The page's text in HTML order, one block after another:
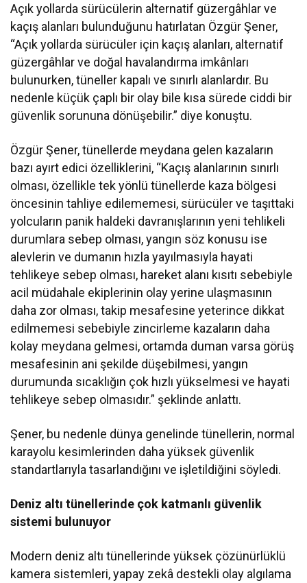
Açık yollarda sürücülerin alternatif güzergâhlar ve
kaçış alanları bulunduğunu hatırlatan Özgür Şener,
“Açık yollarda sürücüler için kaçış alanları, alternatif
güzergâhlar ve doğal havalandırma imkânları
bulunurken, tüneller kapalı ve sınırlı alanlardır. Bu
nedenle küçük çaplı bir olay bile kısa sürede ciddi bir
güvenlik sorununa dönüşebilir.” diye konuştu.
Özgür Şener, tünellerde meydana gelen kazaların
bazı ayırt edici özelliklerini, “Kaçış alanlarının sınırlı
olması, özellikle tek yönlü tünellerde kaza bölgesi
öncesinin tahliye edilememesi, sürücüler ve taşıttaki
yolcuların panik haldeki davranışlarının yeni tehlikeli
durumlara sebep olması, yangın söz konusu ise
alevlerin ve dumanın hızla yayılmasıyla hayati
tehlikeye sebep olması, hareket alanı kısıtı sebebiyle
acil müdahale ekiplerinin olay yerine ulaşmasının
daha zor olması, takip mesafesine yeterince dikkat
edilmemesi sebebiyle zincirleme kazaların daha
kolay meydana gelmesi, ortamda duman varsa görüş
mesafesinin ani şekilde düşebilmesi, yangın
durumunda sıcaklığın çok hızlı yükselmesi ve hayati
tehlikeye sebep olmasıdır.” şeklinde anlattı.
Şener, bu nedenle dünya genelinde tünellerin, normal
karayolu kesimlerinden daha yüksek güvenlik
standartlarıyla tasarlandığını ve işletildiğini söyledi.
Deniz altı tünellerinde çok katmanlı güvenlik
sistemi bulunuyor
Modern deniz altı tünellerinde yüksek çözünürlüklü
kamera sistemleri, yapay zekâ destekli olay algılama